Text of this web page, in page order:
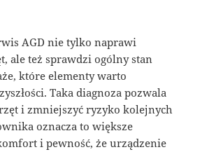
AGD nie tylko naprawi
ale też sprawdzi ogólny stan
które elementy warto
Taka diagnoza pozwala
i zmniejszyć ryzyko kolejnych
oznacza to większe
i pewność, że urządzenie